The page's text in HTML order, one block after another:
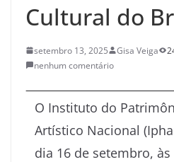
Cultural do
setembro 13, 2025 Gisa Veiga
nenhum comentário
O Instituto do
Artístico Nacional
dia 16 de setembro, às